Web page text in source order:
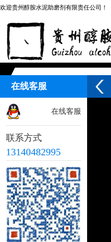
欢迎贵州醇胺水泥助磨剂有限责任公司！
网站首页
在线客服
在线客服
联系方式
13140482995